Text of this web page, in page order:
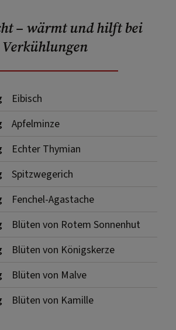
– wärmt und hilft bei
Verkühlungen
Eibisch
Apfelminze
Echter Thymian
Spitzwegerich
Fenchel-Agastache
Blüten von Rotem Sonnenhut
Blüten von Königskerze
Blüten von Malve
Blüten von Kamille